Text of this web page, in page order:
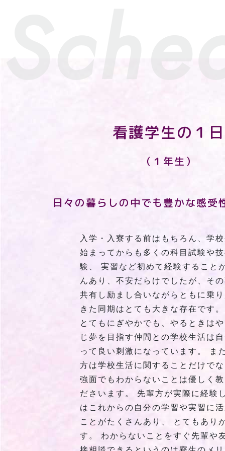
看護学生の１日
（１年生）
日々の暮らしの中でも豊かな感受
入学・入寮する前はもちろん、学
始まってからも多くの科目試験や
験、 実習など初めて経験すること
んあり、不安だらけでしたが、そ
共有し励まし合いながらともに乗
きた同期はとても大きな存在です
とてもにぎやかでも、やるときは
じ夢を目指す仲間との学校生活は
って良い刺激になっています。 ま
方は学校生活に関することだけで
強面でもわからないことは優しく
ださいます。 先輩方が実際に経験
はこれからの自分の学習や実習に
ことがたくさんあり、 とてもあり
す。 わからないことをすぐ先輩や